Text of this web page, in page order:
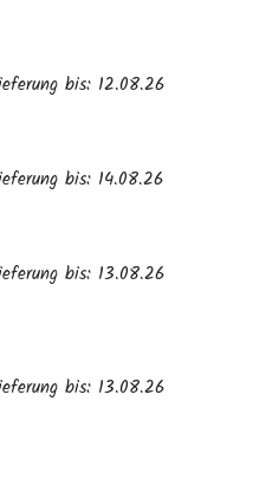
bis: 12.08.26
bis: 14.08.26
bis: 13.08.26
bis: 13.08.26